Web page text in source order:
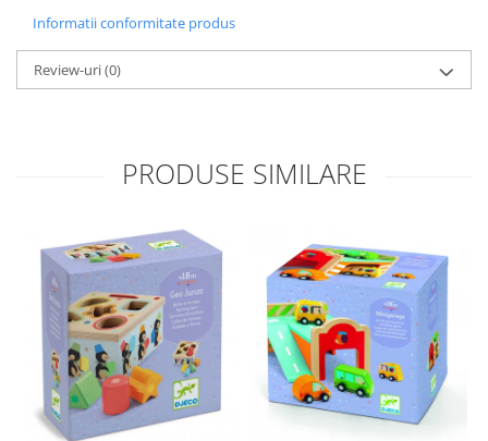
Informatii conformitate produs
Review-uri(0)
PRODUSE SIMILARE